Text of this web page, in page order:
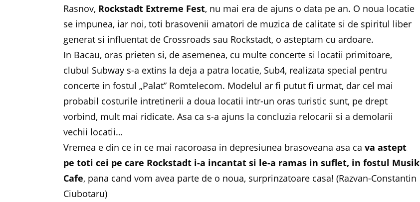
Rasnov, Rockstadt Extreme Fest, nu mai era de ajuns o data pe an. O noua locatie
se impunea, iar noi, toti brasovenii amatori de muzica de calitate si de spiritul liber
generat si influentat de Crossroads sau Rockstadt, o asteptam cu ardoare.
In Bacau, oras prieten si, de asemenea, cu multe concerte si locatii primitoare,
clubul Subway s-a extins la deja a patra locatie, Sub4, realizata special pentru
concerte in fostul „Palat” Romtelecom. Modelul ar fi putut fi urmat, dar cel mai
probabil costurile intretinerii a doua locatii intr-un oras turistic sunt, pe drept
vorbind, mult mai ridicate. Asa ca s-a ajuns la concluzia relocarii si a demolarii
vechii locatii…
Vremea e din ce in ce mai racoroasa in depresiunea brasoveana asa cava astept
pe toti cei pe care Rockstadt i-a incantat si le-a ramas in suflet, in fostul Musik
Cafe, pana cand vom avea parte de o noua, surprinzatoare casa! (Razvan-Constantin
Ciubotaru)